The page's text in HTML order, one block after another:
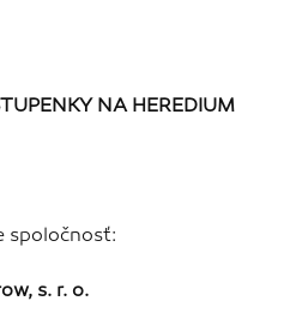
NA HEREDIUM
spoločnosť:
s. r. o.